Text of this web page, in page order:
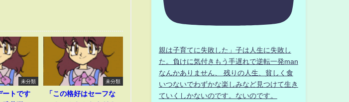
未分類
ートです
未分類
「この格好はセーフな
親は子育てに失敗した」子は人生に失敗し
た。負けに気付きもう手遅れで逆転一発man
なんかありません、 残りの人生、貧しく食
いつないでわずかな楽しみなど見つけて生き
ていくしかないのです。ないのです。